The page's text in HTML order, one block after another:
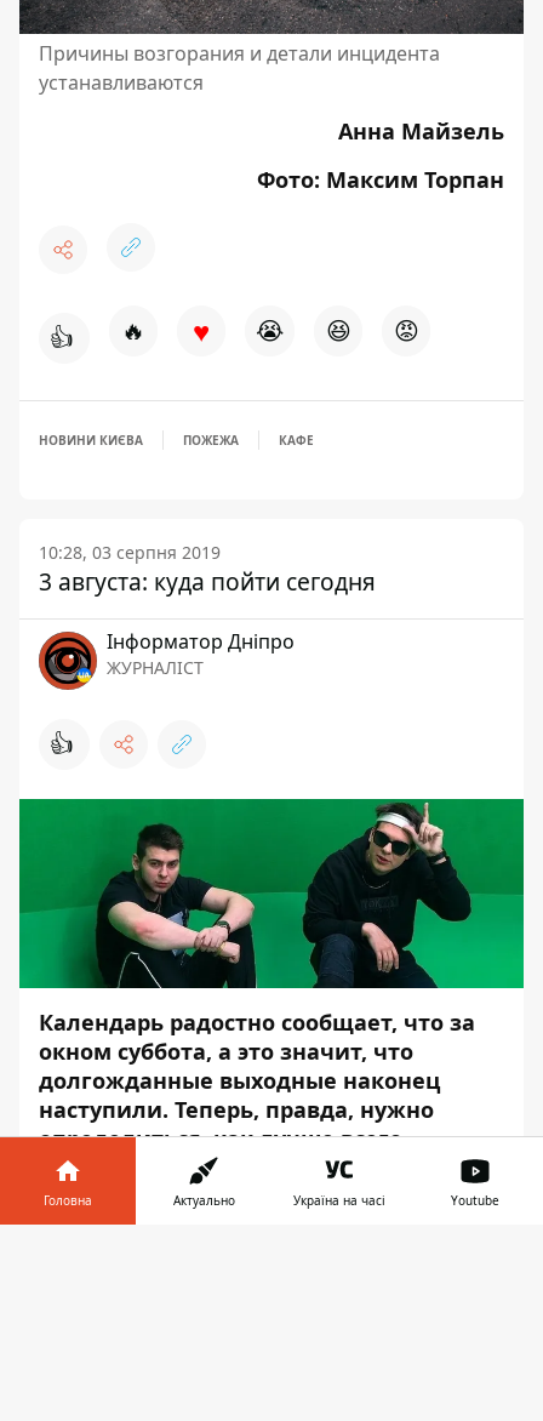
Причины возгорания и детали инцидента
устанавливаются
Анна Майзель
Фото: Максим Торпан
👍 🔥 ♥ 😭 😆 😡
НОВИНИ КИЄВА ПОЖЕЖА КАФЕ
10:28, 03 серпня 2019
3 августа: куда пойти сегодня
Інформатор Дніпро
ЖУРНАЛІСТ
👍
Календарь радостно сообщает, что за
окном суббота, а это значит, что
долгожданные выходные наконец
наступили. Теперь, правда, нужно
определиться, как лучше всего
провести эти скоротечные дни без
заданий и дедлайнов.
Головна Актуально Україна на часі Youtube